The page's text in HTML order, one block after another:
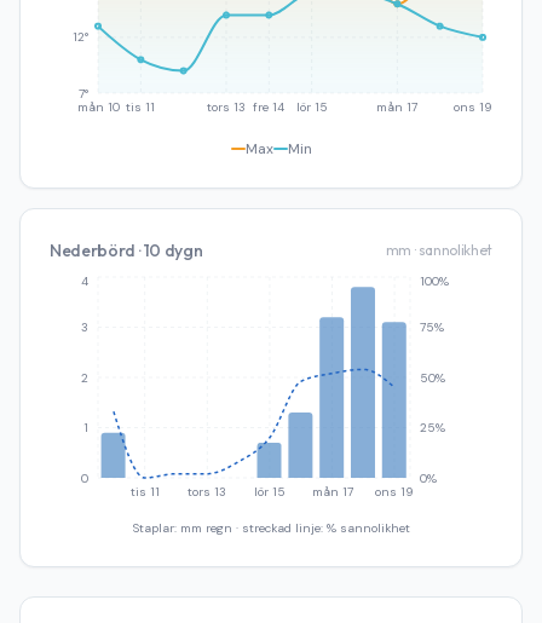
mån 10 tis 11 tors 13 fre 14 lör 15 mån 17 ons 19
7°
12°
Max Min
Nederbörd · 10 dygn mm · sannolikhet
tis 11 tors 13 lör 15 mån 17 ons 19
0
1
2
3
4
0%
25%
50%
75%
100%
Staplar: mm regn · streckad linje: % sannolikhet